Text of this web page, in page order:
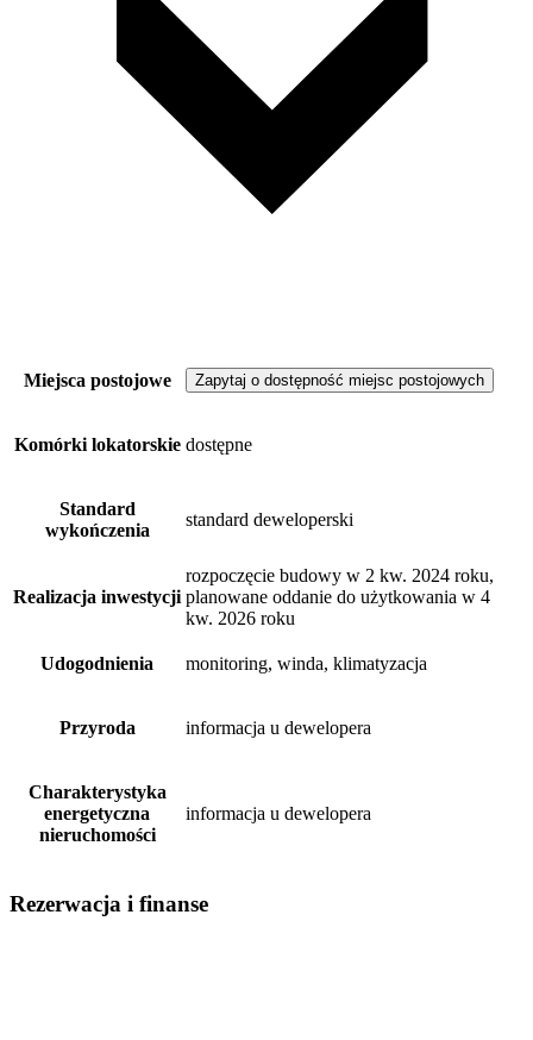
Miejsca postojowe Zapytaj o dostępność miejsc postojowych
Komórki lokatorskie dostępne
Standard
wykończenia
standard deweloperski
Realizacja inwestycji
rozpoczęcie budowy w 2 kw. 2024 roku,
planowane oddanie do użytkowania w 4
kw. 2026 roku
Udogodnienia monitoring, winda, klimatyzacja
Przyroda informacja u dewelopera
Charakterystyka
energetyczna
nieruchomości
informacja u dewelopera
Rezerwacja i finanse